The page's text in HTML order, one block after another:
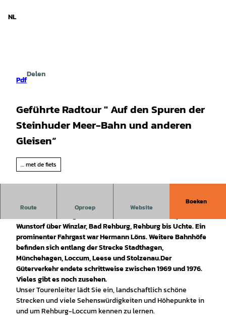
NL
Pdf
Delen
Geführte Radtour " Auf den Spuren der
Steinhuder Meer-Bahn und anderen
Gleisen“
… met de fiets
Route Oproep Website
Boeken
Die „Steinhuder Meer Bahn“ betrieb von 1898 bis 1964 eine
Wunstorf über Winzlar, Bad Rehburg, Rehburg bis Uchte. Ein
prominenter Fahrgast war Hermann Löns. Weitere Bahnhöfe
befinden sich entlang der Strecke Stadthagen,
Münchehagen, Loccum, Leese und Stolzenau.Der
Güterverkehr endete schrittweise zwischen 1969 und 1976.
Vieles gibt es noch zusehen.
Unser Tourenleiter lädt Sie ein, landschaftlich schöne
Strecken und viele Sehenswürdigkeiten und Höhepunkte in
und um Rehburg-Loccum kennen zu lernen.